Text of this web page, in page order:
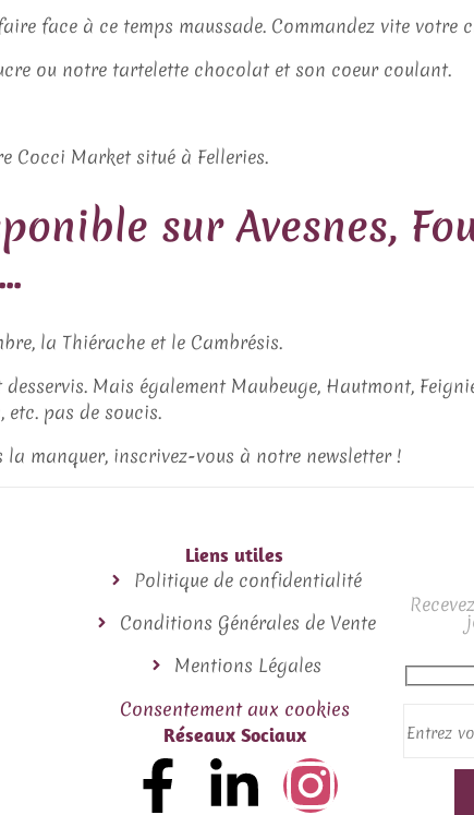
face à ce temps maussade. Commandez vite votre
ou notre tartelette chocolat et son coeur coulant.
Cocci Market situé à Felleries.
sur Avesnes,
la Thiérache et le Cambrésis.
Mais également Maubeuge, Hautmont,
etc. pas de soucis.
manquer, inscrivez-vous à notre newsletter !
Liens utiles
Politique de confidentialité
Conditions Générales de Vente
Mentions Légales
Consentement aux cookies
Réseaux Sociaux